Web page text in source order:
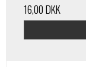
16,00 DKK